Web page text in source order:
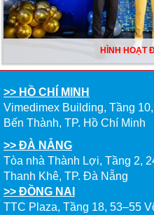
HÌNH HOẠT
>> HỒ CHÍ MINH
Vimedimex Building, Tầng
Bến Thành, TP. Hồ Chí Minh
>> ĐÀ NẴNG
Tòa nhà Thành Lợi, Tầng 2,
Thanh Khê, TP. Đà Nẵng
>> ĐỒNG NAI
TTC Plaza, Tầng 18, 53–55